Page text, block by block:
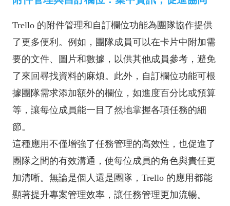
Trello 的附件管理和自訂欄位功能為團隊協作提供
了更多便利。例如，團隊成員可以在卡片中附加需
要的文件、圖片和數據，以供其他成員參考，避免
了來回尋找資料的麻煩。此外，自訂欄位功能可根
據團隊需求添加額外的欄位，如進度百分比或預算
等，讓每位成員能一目了然地掌握各項任務的細
節。
這種應用不僅增強了任務管理的高效性，也促進了
團隊之間的有效溝通，使每位成員的角色與責任更
加清晰。無論是個人還是團隊，Trello 的應用都能
顯著提升專案管理效率，讓任務管理更加流暢。